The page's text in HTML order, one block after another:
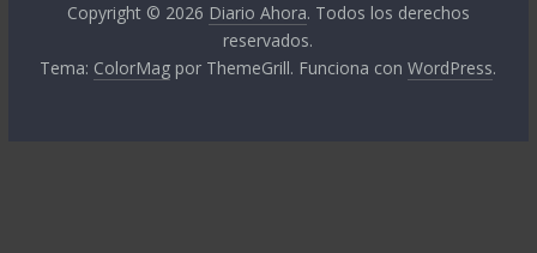
Copyright © 2026 Diario Ahora. Todos los derechos
reservados.
Tema: ColorMag por ThemeGrill. Funciona conWordPress.